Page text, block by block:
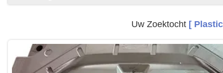
Uw Zoektocht [